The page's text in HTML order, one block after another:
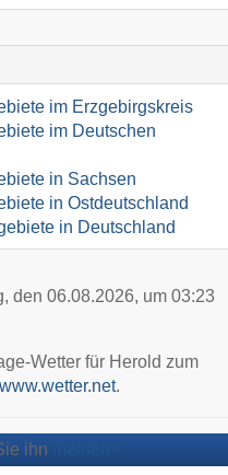
im Erzgebirgskreis
im Deutschen
in Sachsen
in Ostdeutschland
in Deutschland
den 06.08.2026, um 03:23
Wetter für Herold zum
www.wetter.net.
ihn